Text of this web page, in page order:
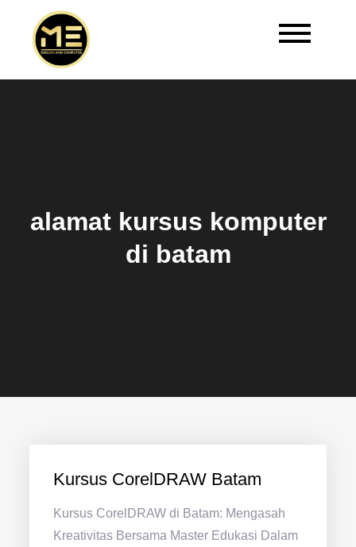
Bahasa Inggris Batam
alamat kursus komputer
di batam
Kursus CorelDRAW Batam
Kursus CorelDRAW di Batam: Mengasah
Kreativitas Bersama Master Edukasi Dalam